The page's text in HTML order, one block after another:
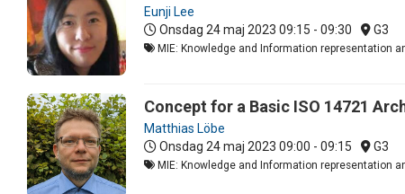
Eunji Lee
Onsdag 24 maj 2023 09:15 - 09:30 G3
MIE: Knowledge and Information representation
Concept for a Basic ISO 14721
Matthias Löbe
Onsdag 24 maj 2023 09:00 - 09:15 G3
MIE: Knowledge and Information representation